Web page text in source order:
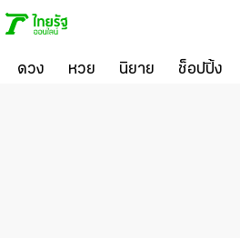
ดวง หวย นิยาย ช็อปปิ้ง